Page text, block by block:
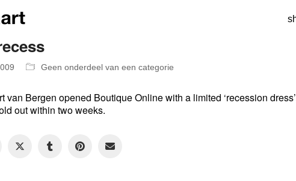
Geen onderdeel van een categorie
van Bergen opened Boutique Online with a limited ‘recession
out within two weeks.